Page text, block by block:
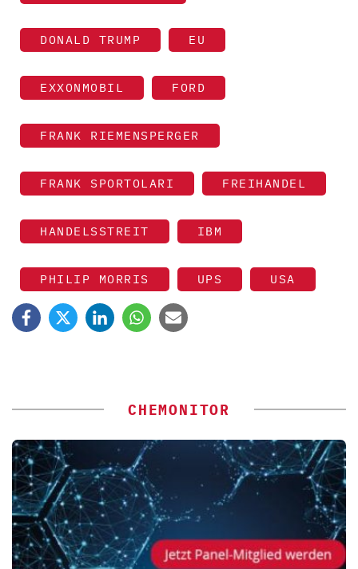
DONALD TRUMP EU
EXXONMOBIL FORD
FRANK RIEMENSPERGER
FRANK SPORTOLARI FREIHANDEL
HANDELSSTREIT IBM
PHILIP MORRIS UPS USA
CHEMONITOR